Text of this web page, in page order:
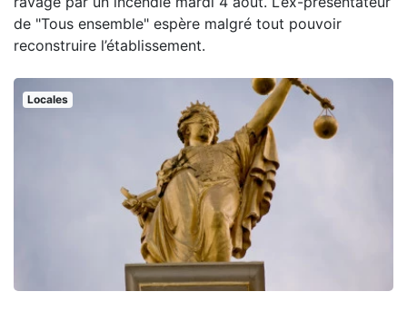
de "Tous ensemble" espère malgré tout pouvoir
reconstruire l’établissement.
Locales